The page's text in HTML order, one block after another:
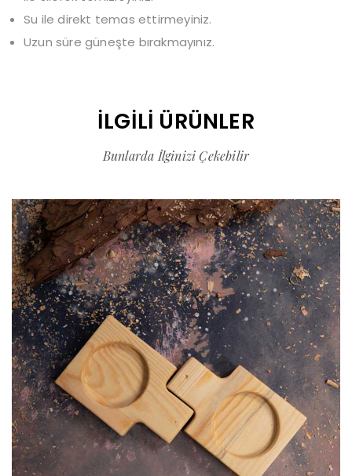
Su ile direkt temas ettirmeyiniz.
Uzun süre güneşte bırakmayınız.
İLGILI ÜRÜNLER
Bunlarda İlginizi Çekebilir